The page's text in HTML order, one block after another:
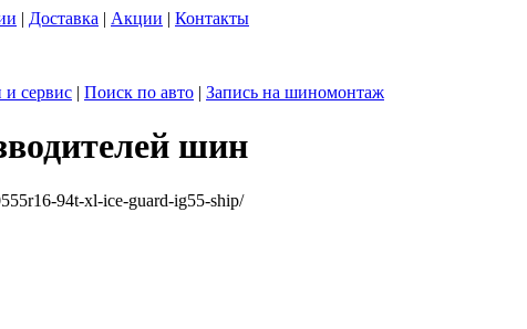
| Доставка | Акции | Контакты
и сервис | Поиск по авто | Запись на шиномонтаж
шин
94t-xl-ice-guard-ig55-ship/